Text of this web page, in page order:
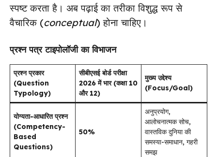
स्पष्ट करता है। अब पढ़ाई का तरीका विशुद्ध रूप से
वैचारिक (conceptual) होना चाहिए।
प्रश्न पत्र टाइपोलॉजी का विभाजन
प्रश्न प्रकार
(Question
Typology)
सीबीएसई बोर्ड परीक्षा
2026 में भार (कक्षा 10
और 12)
मुख्य उद्देश्य
(Focus/Goal)
योग्यता-आधारित प्रश्न
(Competency-
Based
Questions)
50%
अनुप्रयोग,
आलोचनात्मक सोच,
वास्तविक दुनिया की
समस्या-समाधान, गहरी
समझ